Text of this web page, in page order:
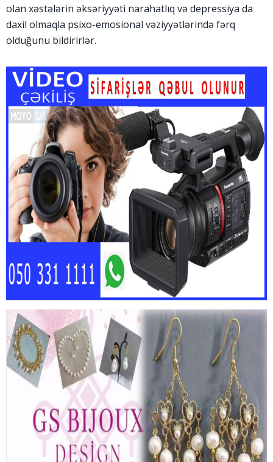
olan xəstələrin əksəriyyəti narahatlıq və depressiya da
daxil olmaqla psixo-emosional vəziyyətlərində fərq
olduğunu bildirirlər.